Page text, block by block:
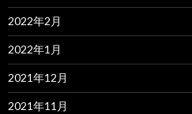
2022年2月
2022年1月
2021年12月
2021年11月